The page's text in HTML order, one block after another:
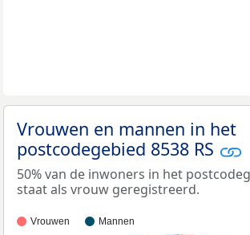
Vrouwen en mannen in het
postcodegebied 8538 RS
50% van de inwoners in het
staat als vrouw geregistreerd.
Vrouwen Mannen